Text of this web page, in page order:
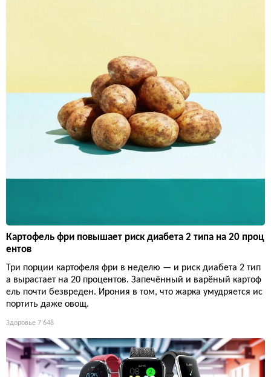
Картофель фри повышает риск диабета 2 типа на 20 проц
ентов
Три порции картофеля фри в неделю — и риск диабета 2 тип
а вырастает на 20 процентов. Запечённый и варёный картоф
ель почти безвреден. Ирония в том, что жарка умудряется ис
портить даже овощ.
Здоровье 7 648